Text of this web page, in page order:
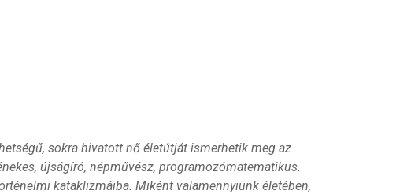
sokra hivatott nő életútját ismerhetik meg az
újságíró, népművész, programozómatematikus.
kataklizmáiba. Miként valamennyiünk életében,